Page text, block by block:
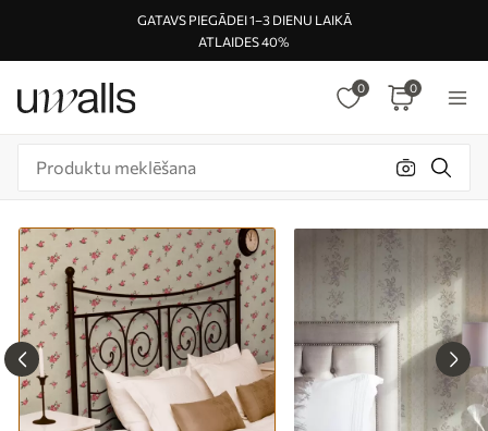
GATAVS PIEGĀDEI 1–3 DIENU LAIKĀ
ATLAIDES 40%
0 0